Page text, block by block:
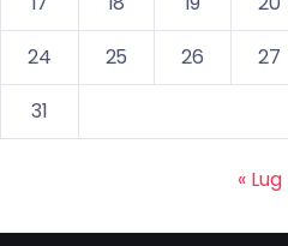
24
25 26 27
31
« Lug